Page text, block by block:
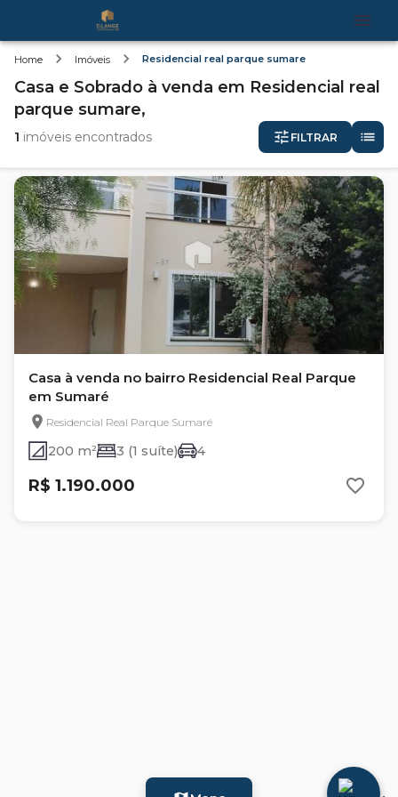
Home Imóveis Residencial real parque sumare
Casa e Sobrado à venda em Residencial real
parque sumare,
1 imóveis encontrados FILTRAR
Casa à venda no bairro Residencial Real Parque
em Sumaré
Residencial Real Parque Sumaré
200 m² 3 (1 suíte) 4
R$ 1.190.000